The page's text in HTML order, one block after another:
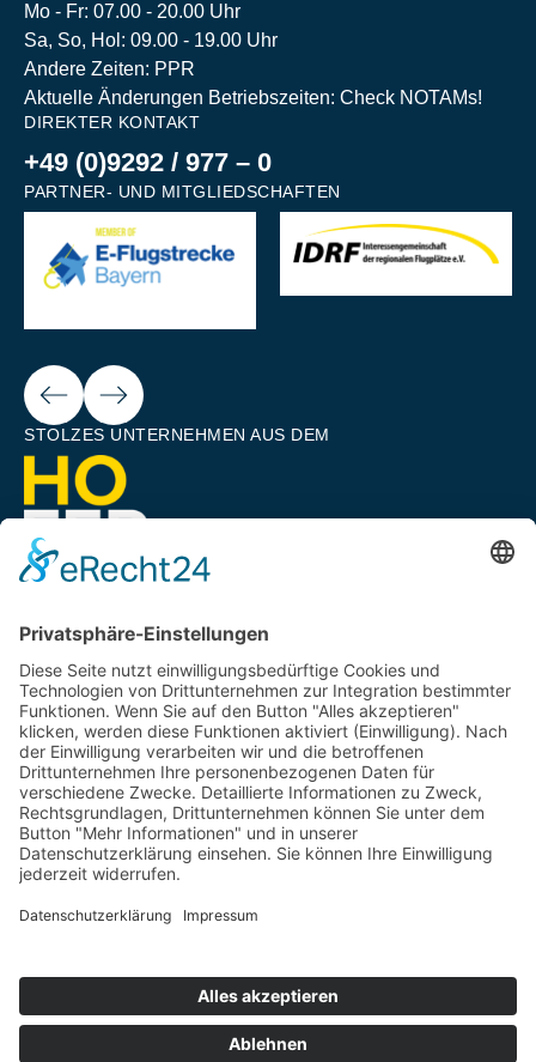
Mo - Fr: 07.00 - 20.00 Uhr
Sa, So, Hol: 09.00 - 19.00 Uhr
Andere Zeiten: PPR
Aktuelle Änderungen Betriebszeiten: Check NOTAMs!
DIREKTER KONTAKT
+49 (0)9292 / 977 – 0
PARTNER- UND MITGLIEDSCHAFTEN
Next
STOLZES UNTERNEHMEN AUS DEM
EIN UNTERNEHMEN VON
ImpressumDatenschutzAGB
KontaktNewsletter